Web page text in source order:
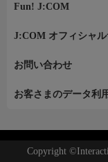
Fun! J:COM
J:COM オフィシャル
お問い合わせ
お客さまのデータ利
Copyright